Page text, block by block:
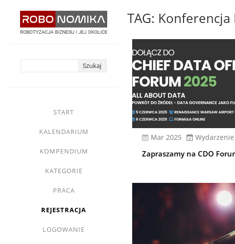
START
KALENDARIUM
KOMPENDIUM
KATEGORIE
PRACA
REJESTRACJA
LOGOWANIE
TAG:
mar 2025 Wydarzenie
Zapraszamy na CDO